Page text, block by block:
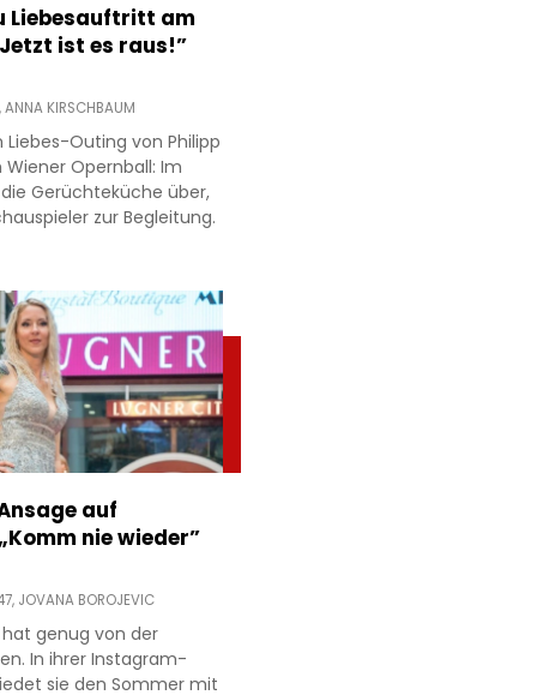
Liebesauftritt am
ist es raus!”
ANNA KIRSCHBAUM
Outing von Philipp
Opernball: Im
Gerüchteküche über,
zur Begleitung.
auf
nie wieder”
JOVANA BOROJEVIC
genug von der
In ihrer Instagram-
sie den Sommer mit